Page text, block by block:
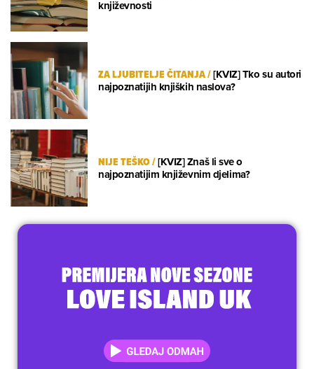
književnosti
ZA LJUBITELJE ČITANJA/[KVIZ] Tko su autori
najpoznatijih knjiških naslova?
NIJE TEŠKO/[KVIZ] Znaš li sve o
najpoznatijim književnim djelima?